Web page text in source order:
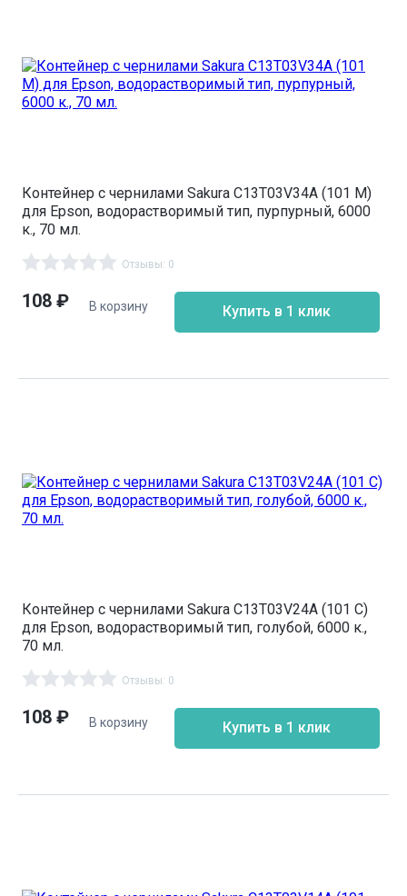
Контейнер с чернилами Sakura C13T03V34A (101 M)
для Epson, водорастворимый тип, пурпурный, 6000
к., 70 мл.
Отзывы: 0
108 ₽ В корзину Купить в 1 клик
Контейнер с чернилами Sakura C13T03V24A (101 C)
для Epson, водорастворимый тип, голубой, 6000 к.,
70 мл.
Отзывы: 0
108 ₽ В корзину Купить в 1 клик